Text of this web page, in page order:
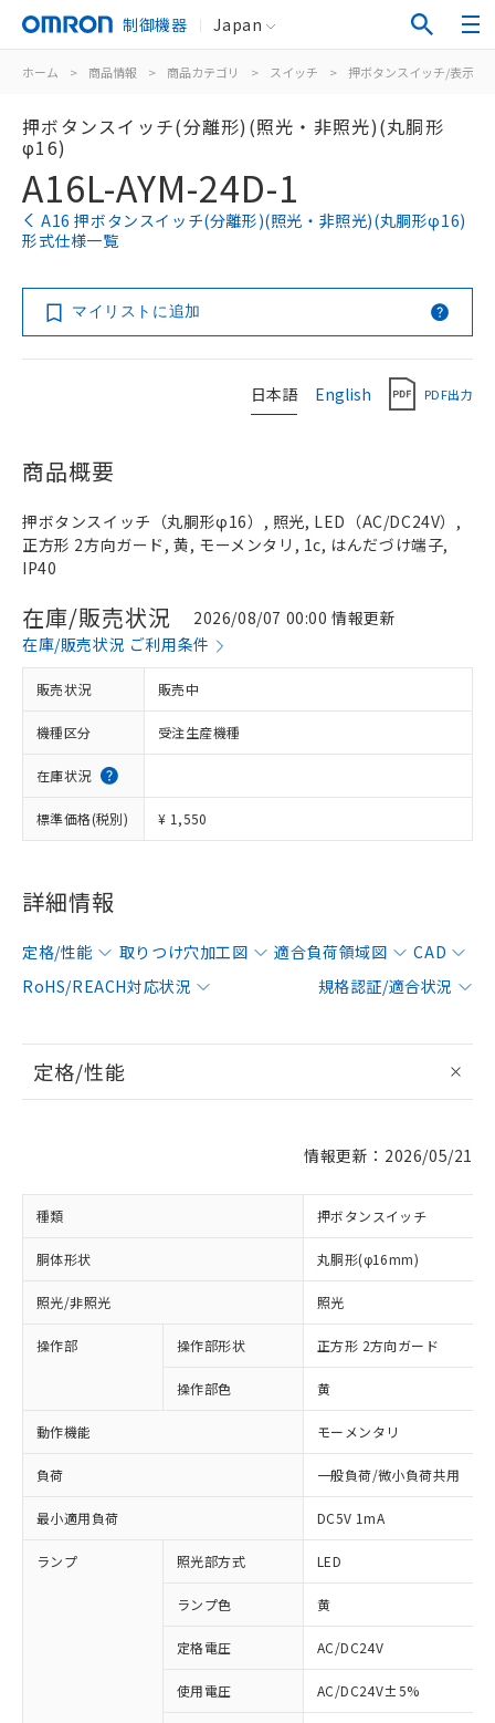
制御機器 Japan
ホーム > 商品情報 > 商品カテゴリ > スイッチ > 押ボタンスイッチ/表示灯
押ボタンスイッチ(分離形)(照光・非照光)(丸胴形
φ16)
A16L-AYM-24D-1
A16 押ボタンスイッチ(分離形)(照光・非照光)(丸胴形φ16)
形式仕様一覧
マイリストに追加
日本語 English PDF出力
商品概要
押ボタンスイッチ（丸胴形φ16）, 照光, LED（AC/DC24V）,
正方形 2方向ガード, 黄, モーメンタリ, 1c, はんだづけ端子,
IP40
在庫/販売状況
2026/08/07 00:00 情報更新
在庫/販売状況 ご利用条件
販売状況 販売中
機種区分 受注生産機種
在庫状況
標準価格(税別) ¥ 1,550
詳細情報
定格/性能 取りつけ穴加工図 適合負荷領域図
CAD
RoHS/REACH対応状況
規格認証/適合状況
定格/性能
情報更新：2026/05/21
種類 押ボタンスイッチ
胴体形状 丸胴形(φ16mm)
照光/非照光 照光
操作部 操作部形状 正方形 2方向ガード
操作部色 黄
動作機能 モーメンタリ
負荷 一般負荷/微小負荷共用
最小適用負荷 DC5V 1mA
ランプ 照光部方式 LED
ランプ色 黄
定格電圧 AC/DC24V
使用電圧 AC/DC24V±5%